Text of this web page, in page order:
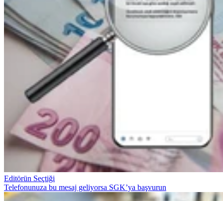
Editörün Seçtiği
Telefonunuza bu mesaj geliyorsa SGK’ya başvurun